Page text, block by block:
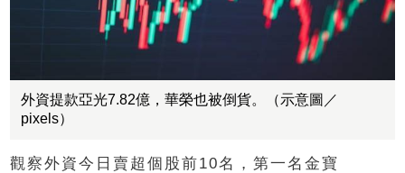
外資提款亞光7.82億，華榮也被倒貨。（示意圖／
pixels）
觀察外資今日賣超個股前10名，第一名金寶